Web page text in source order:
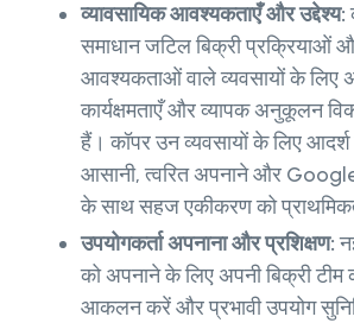
व्यावसायिक आवश्यकताएँ और उद्देश्य:
समाधान जटिल बिक्री प्रक्रियाओं
आवश्यकताओं वाले व्यवसायों के लिए
कार्यक्षमताएँ और व्यापक अनुकूलन
हैं। कॉपर उन व्यवसायों के लिए
आसानी, त्वरित अपनाने और
के साथ सहज एकीकरण को
उपयोगकर्ता अपनाना और प्रशिक्षण:
को अपनाने के लिए अपनी बिक्री टीम
आकलन करें और प्रभावी उपयोग